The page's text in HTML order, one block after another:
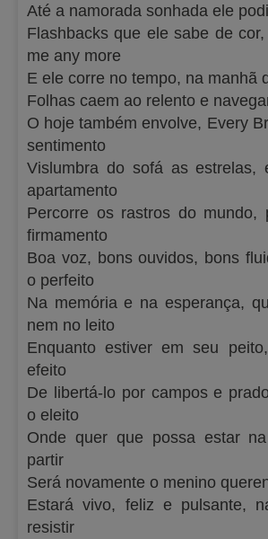
Até a namorada sonhada ele
Flashbacks que ele sabe de cor,
me any more
E ele corre no tempo, na manhã
Folhas caem ao relento e
O hoje também envolve, Every
sentimento
Vislumbra do sofá as estrelas,
apartamento
Percorre os rastros do mundo,
firmamento
Boa voz, bons ouvidos, bons
o perfeito
Na memória e na esperança,
nem no leito
Enquanto estiver em seu
efeito
De libertá-lo por campos e
o eleito
Onde quer que possa estar
partir
Será novamente o menino
Estará vivo, feliz e pulsante,
resistir